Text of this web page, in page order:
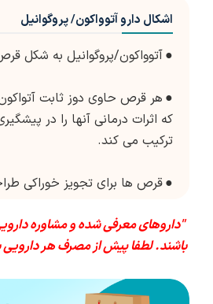
اشکال دارو آتوواکون/ پروگوانیل
●آتوواکون/پروگوانیل به شکل
● هر قرص حاوی دوز ثابت
که اثرات درمانی آنها را در
ترکیب می کند.
●قرص ها برای تجویز خوراکی
"داروهای معرفی شده و مشاوره
باشند. لطفا پیش از مصرف هر